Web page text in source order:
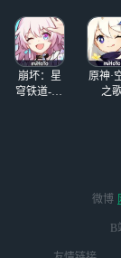
崩坏：星
穹铁道-4.4
原神·
之
微博
B